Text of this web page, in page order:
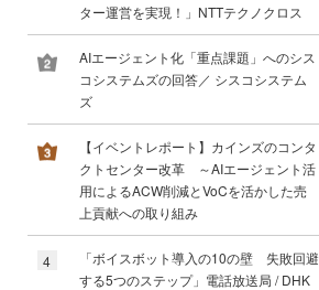
ター運営を実現！」NTTテクノクロス
AIエージェント化「重点課題」へのシス
コシステムズの回答／ シスコシステム
ズ
【イベントレポート】カインズのコンタ
クトセンター改革 ～AIエージェント活
用によるACW削減とVoCを活かした売
上貢献への取り組み
4
「ボイスボット導入の10の壁 失敗回避
する5つのステップ」電話放送局 / DHK